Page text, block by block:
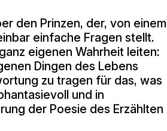
den Prinzen, der, von einem
einfache Fragen stellt.
eigenen Wahrheit leiten:
Dingen des Lebens
zu tragen für das, was
und in
der Poesie des Erzählten